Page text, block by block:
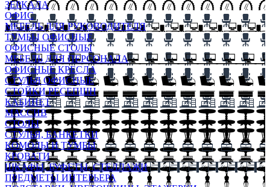
ЗЕРКАЛА
ОФИС
МЕБЕЛЬ ДЛЯ РУКОВОДИТЕЛЯ
ТУМБЫ ОФИСНЫЕ
ОФИСНЫЕ СТОЛЫ
МЕБЕЛЬ ДЛЯ ПЕРСОНАЛА
ОФИСНЫЕ КРЕСЛА
СТУЛЬЯ ОФИСНЫЕ
СТОЙКИ РЕСЕПШН
КАБИНЕТ
МАССИВ
СТОЛЫ
СТУЛЬЯ, БАНКЕТКИ
КОМОДЫ И ТУМБЫ
КРОВАТИ
ШКАФЫ, БУФЕТЫ, СТЕЛЛАЖИ
ПРЕДМЕТЫ ИНТЕРЬЕРА